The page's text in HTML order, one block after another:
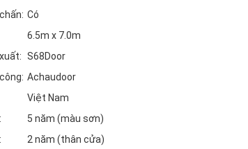
Có
6.5m x 7.0m
S68Door
Achaudoor
Việt Nam
5 năm (màu sơn)
2 năm (thân cửa)